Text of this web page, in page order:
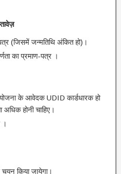
(जिसमें जन्मतिथि अंकित हो)।
का प्रमाण-पत्र ।
योजना के आवेदक UDID कार्डधारक हो
अधिक होनी चाहिए।
।
किया जायेगा।